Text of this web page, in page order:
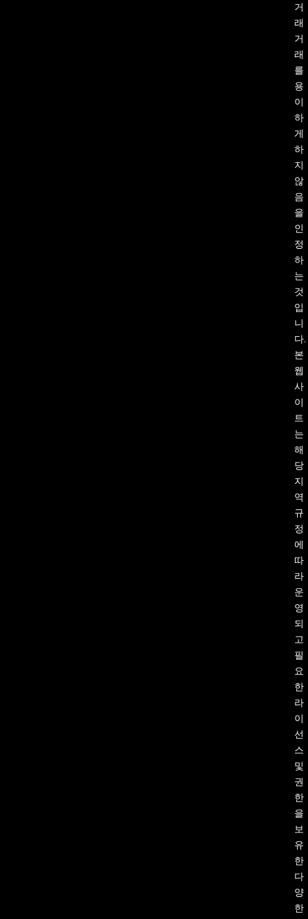
거
래
거
래
를
용
이
하
게
하
지
않
음
을
인
정
하
는
것
입
니
다.
본
웹
사
이
트
는
해
당
지
역
규
정
에
따
라
운
영
되
고
필
요
한
라
이
선
스
및
권
한
을
보
유
한
다
양
한